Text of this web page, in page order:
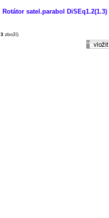
Rotátor satel.parabol DiSEq1.2(1.3)
3 zboží)